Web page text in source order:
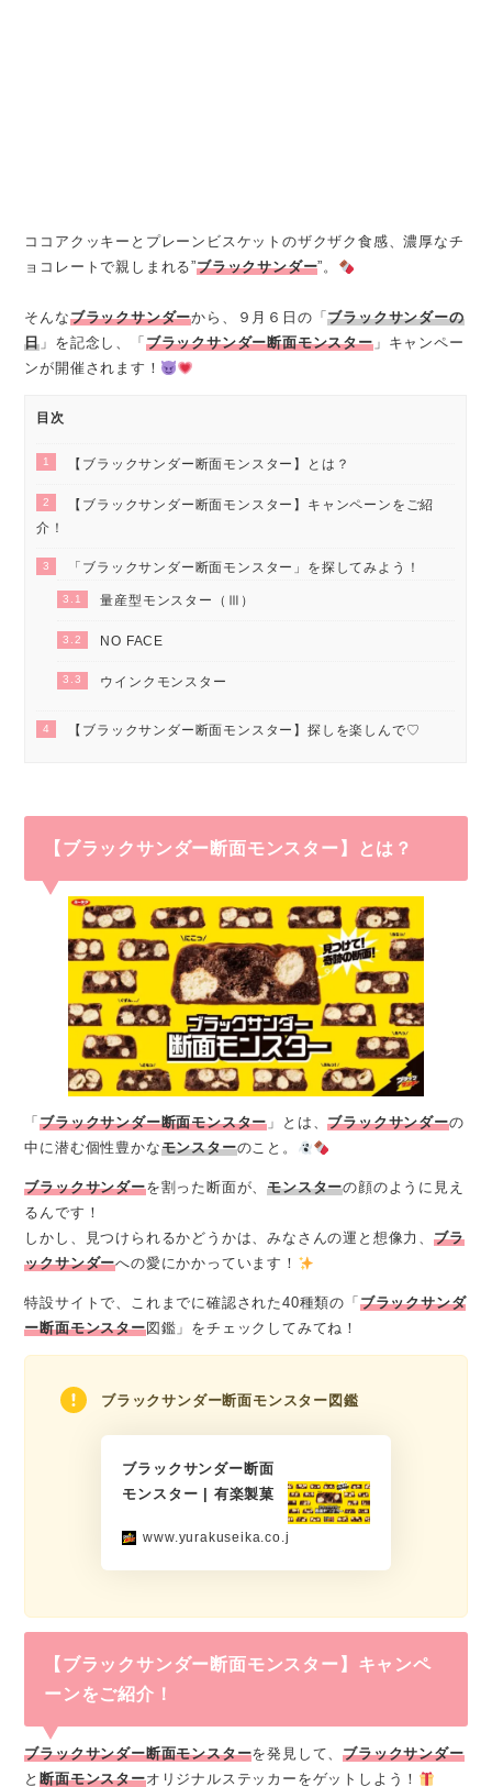
ココアクッキーとプレーンビスケットのザクザク食感、濃厚なチ
ョコレートで親しまれる”ブラックサンダー”。
そんなブラックサンダーから、９月６日の「ブラックサンダーの
日 」を記念し、「 ブラックサンダー断面モンスター」キャンペー
ンが開催されます！
目次
1 【ブラックサンダー断面モンスター】とは？
2
【ブラックサンダー断面モンスター】キャンペーンをご紹
介！
3 「ブラックサンダー断面モンスター」を探してみよう！
3.1 量産型モンスター（Ⅲ）
3.2 NO FACE
3.3 ウインクモンスター
4 【ブラックサンダー断面モンスター】探しを楽しんで♡
【ブラックサンダー断面モンスター】とは？
「ブラックサンダー断面モンスター 」とは、ブラックサンダーの
中に潜む個性豊かなモンスターのこと。
ブラックサンダーを割った断面が、モンスターの顔のように見え
るんです！
しかし、見つけられるかどうかは、みなさんの運と想像力、 ブラ
ックサンダーへの愛にかかっています！
特設サイトで、これまでに確認された40種類の「 ブラックサンダ
ー断面モンスター図鑑」をチェックしてみてね！
ブラックサンダー断面モンスター図鑑
ブラックサンダー断面
モンスター | 有楽製菓
www.yurakuseika.co.jp
【ブラックサンダー断面モンスター】キャンペ
ーンをご紹介！
ブラックサンダー断面モンスターを発見して、ブラックサンダー
と断面モンスターオリジナルステッカーをゲットしよう！